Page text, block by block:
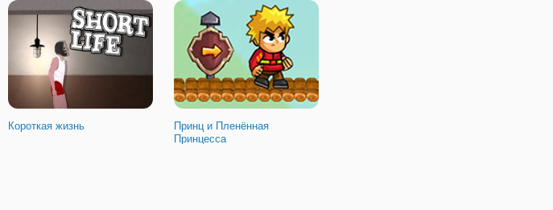
Короткая жизнь
Принц и Пленённая
Принцесса